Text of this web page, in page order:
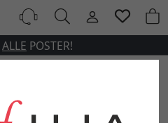
ALLE POSTER!